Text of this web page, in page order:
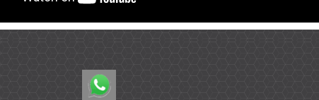
الصوتية.الميزة الجديدة تقتصر - بشكل تجريبي - على مستخدمي آبل خلال
الأسابيع المقبلة ومازالت تدرس الشركة تعميمها على مستخدمي أجهزة الأندرويد . مدة كل تغريدة صوتية 140 ثانية كحد أقصى ، وحال تجاوز المُدة